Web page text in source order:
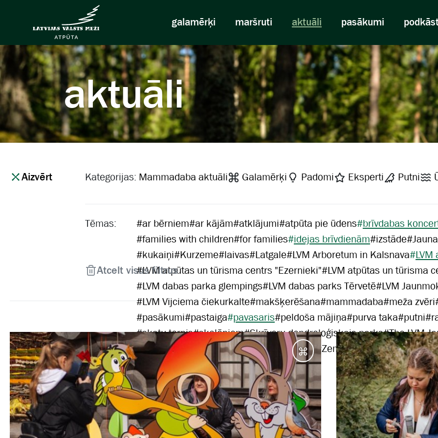
galamērķi maršruti aktuāli pasākumi
aktuāli
Aizvērt Kategorijas: Mammadaba aktuāli Galamērķi Padomi Eksperti Putni
Tēmas: #ar bērniem#ar kājām#atklājumi#atpūta pie ūdens#brīvdabas
#families with children#for families#idejas brīvdienām#izstāde#
#kukaiņi#Kurzeme#laivas#Latgale#LVM Arboretum in Kalsnava#LVM
#LVM atpūtas un tūrisma centrs "Ezernieki"#LVM atpūtas un tūrisma
#LVM dabas parka glempings#LVM dabas parks Tērvetē#LVM
#LVM Vijciema čiekurkalte#makšķerēšana#mammadaba#meža zvēri
#pasākumi#pastaiga#pavasaris#peldoša mājiņa#purva taka#putni#
#skatu tornis#skolēniem#Skrīveru dendroloģiskais parks#The LVM
#velobraucējiem# Vidzeme#vienas dienas#Zemgale#ziema
Atcelt visus filtrus
Galamērķi